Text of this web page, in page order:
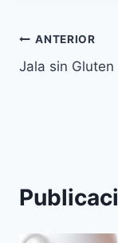
de
ANTERIOR
Jala sin Gluten